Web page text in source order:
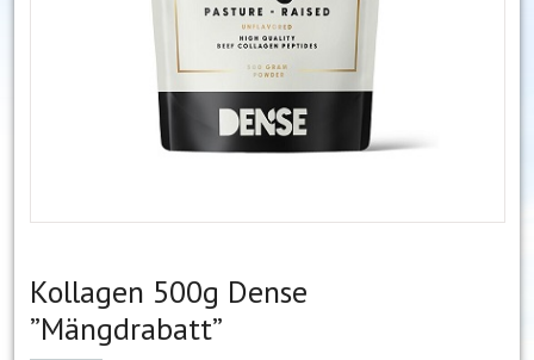
Kollagen 500g Dense
”Mängdrabatt”